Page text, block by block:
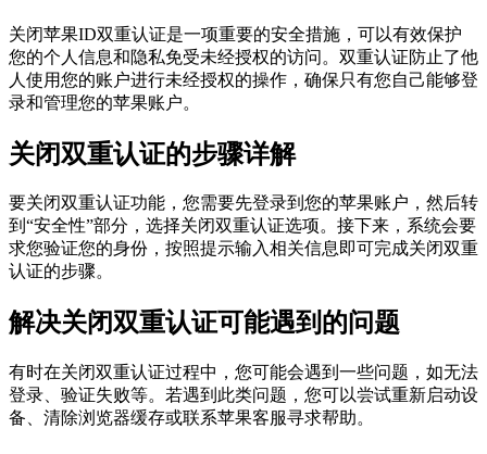
关闭苹果ID双重认证是一项重要的安全措施，可以有效保护
您的个人信息和隐私免受未经授权的访问。双重认证防止了他
人使用您的账户进行未经授权的操作，确保只有您自己能够登
录和管理您的苹果账户。
关闭双重认证的步骤详解
要关闭双重认证功能，您需要先登录到您的苹果账户，然后转
到“安全性”部分，选择关闭双重认证选项。接下来，系统会要
求您验证您的身份，按照提示输入相关信息即可完成关闭双重
认证的步骤。
解决关闭双重认证可能遇到的问题
有时在关闭双重认证过程中，您可能会遇到一些问题，如无法
登录、验证失败等。若遇到此类问题，您可以尝试重新启动设
备、清除浏览器缓存或联系苹果客服寻求帮助。